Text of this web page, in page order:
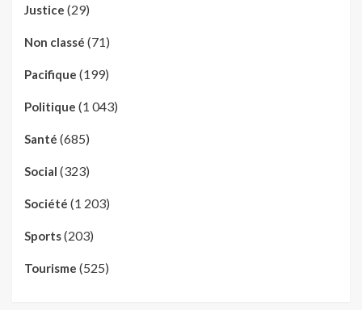
Justice (29)
Non classé (71)
Pacifique (199)
Politique (1 043)
Santé (685)
Social (323)
Société (1 203)
Sports(203)
Tourisme (525)